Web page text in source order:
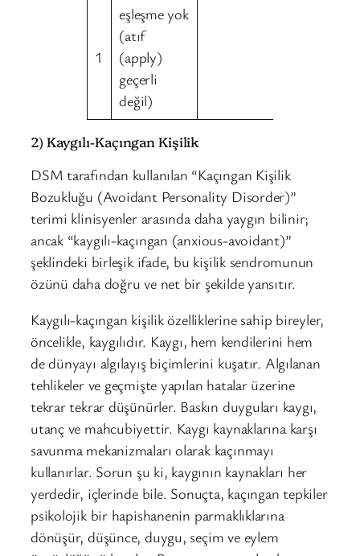
1
eşleşme yok
(atıf
(apply)
geçerli
değil)
2) Kaygılı-Kaçıngan Kişilik
DSM tarafından kullanılan “Kaçıngan Kişilik
Bozukluğu (Avoidant Personality Disorder)”
terimi klinisyenler arasında daha yaygın bilinir;
ancak “kaygılı-kaçıngan (anxious-avoidant)”
şeklindeki birleşik ifade, bu kişilik sendromunun
özünü daha doğru ve net bir şekilde yansıtır.
Kaygılı-kaçıngan kişilik özelliklerine sahip bireyler,
öncelikle, kaygılıdır. Kaygı, hem kendilerini hem
de dünyayı algılayış biçimlerini kuşatır. Algılanan
tehlikeler ve geçmişte yapılan hatalar üzerine
tekrar tekrar düşünürler. Baskın duyguları kaygı,
utanç ve mahcubiyettir. Kaygı kaynaklarına karşı
savunma mekanizmaları olarak kaçınmayı
kullanırlar. Sorun şu ki, kaygının kaynakları her
yerdedir, içlerinde bile. Sonuçta, kaçıngan tepkiler
psikolojik bir hapishanenin parmaklıklarına
dönüşür, düşünce, duygu, seçim ve eylem